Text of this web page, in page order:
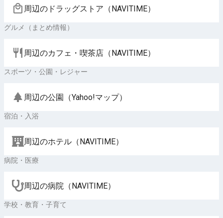
周辺のドラッグストア（NAVITIME）
グルメ（まとめ情報）
周辺のカフェ・喫茶店（NAVITIME）
スポーツ・公園・レジャー
周辺の公園（Yahoo!マップ）
宿泊・入浴
周辺のホテル（NAVITIME）
病院・医療
周辺の病院（NAVITIME）
学校・教育・子育て